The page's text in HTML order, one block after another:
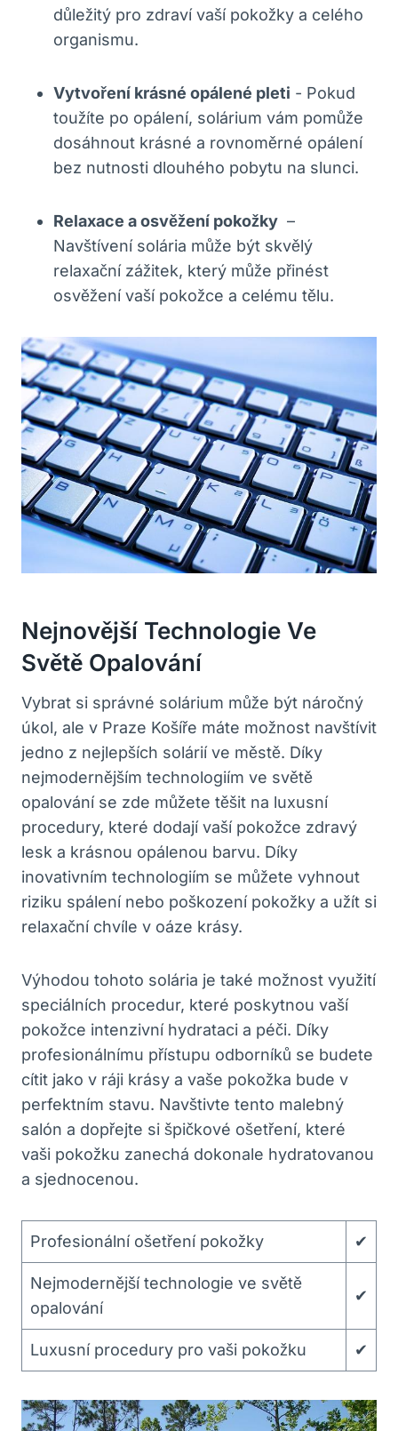
důležitý pro zdraví vaší pokožky a celého‌
organismu.
Vytvoření krásné opálené ⁤pleti ‍- Pokud
toužíte po opálení, solárium vám pomůže
dosáhnout krásné a rovnoměrné opálení
bez nutnosti dlouhého pobytu‌ na slunci.
Relaxace ‌a osvěžení pokožky ⁢ –
Navštívení ‍solária může být skvělý
relaxační zážitek, ⁢který může přinést
osvěžení vaší pokožce ⁤a celému tělu.
Nejnovější ​technologie Ve
Světě Opalování
Vybrat si⁣ správné‌ solárium může‌ být⁢ náročný
úkol,​ ale v Praze ‍Košíře máte možnost navštívit
jedno z nejlepších solárií ve městě. Díky
⁢nejmodernějším technologiím ve světě
‍opalování se zde můžete těšit na luxusní​
procedury, ⁤které dodají vaší⁤ pokožce zdravý
lesk⁣ a krásnou opálenou barvu. Díky
inovativním technologiím ⁤se můžete vyhnout
riziku​ spálení nebo poškození pokožky a užít si
relaxační chvíle v oáze krásy.
Výhodou tohoto solária⁤ je také možnost využití
speciálních procedur, které poskytnou⁤ vaší
pokožce intenzivní hydrataci a péči.⁣ Díky
profesionálnímu přístupu odborníků se budete‍
cítit jako ​v ráji‌ krásy ​a vaše pokožka bude v
perfektním ‍stavu. Navštivte ‌tento⁢ malebný
salón a dopřejte si ​špičkové ošetření, které
vaši pokožku zanechá dokonale hydratovanou
a sjednocenou.
Profesionální⁣ ošetření pokožky ✔
Nejmodernější technologie ve světě
opalování
✔
Luxusní procedury⁣ pro vaši​ pokožku ✔